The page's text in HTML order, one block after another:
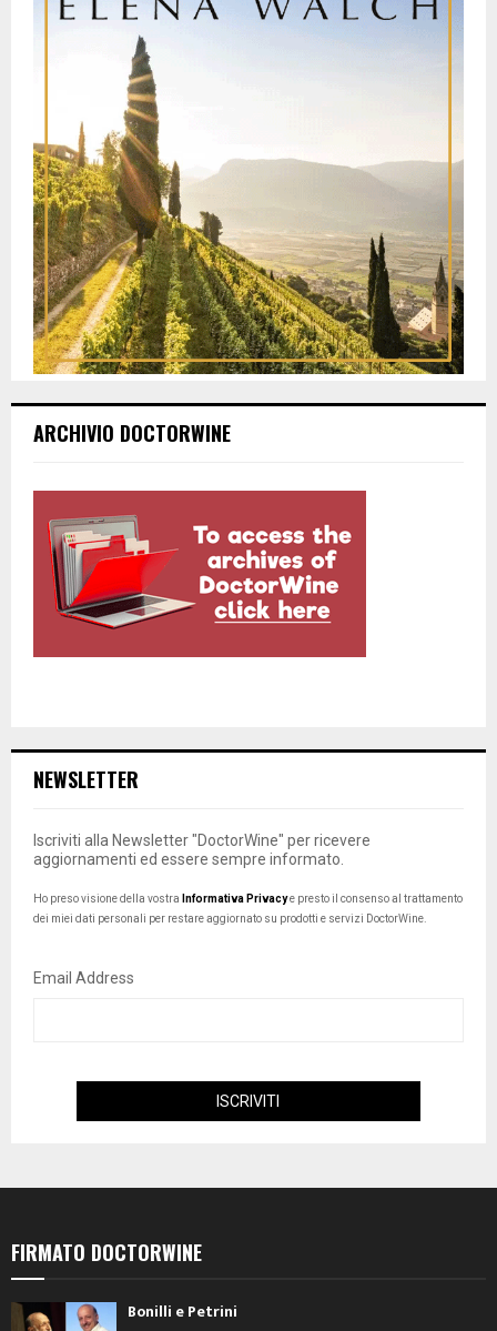
ARCHIVIO DOCTORWINE
NEWSLETTER
Iscriviti alla Newsletter "DoctorWine" per ricevere
aggiornamenti ed essere sempre informato.
Ho preso visione della vostra Informativa Privacye presto il consenso al trattamento
dei miei dati personali per restare aggiornato su prodotti e servizi DoctorWine.
Email Address
FIRMATO DOCTORWINE
Bonilli e Petrini